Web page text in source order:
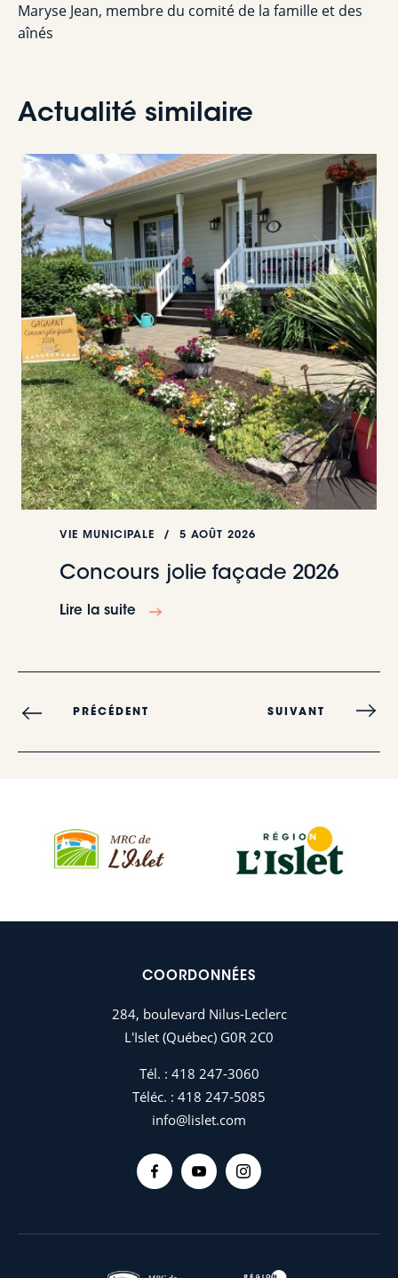
Maryse Jean, membre du comité de la famille et des
aînés
Actualité similaire
VIE MUNICIPALE / 5 AOÛT 2026
Concours jolie façade 2026
Lire la suite
PRÉCÉDENT SUIVANT
COORDONNÉES
284, boulevard Nilus-Leclerc
L'Islet (Québec) G0R 2C0
Tél. : 418 247-3060
Téléc. : 418 247-5085
info@lislet.com